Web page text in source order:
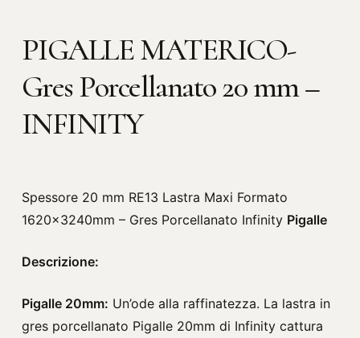
PIGALLE MATERICO-
Gres Porcellanato 20 mm –
INFINITY
Spessore 20 mm RE13 Lastra Maxi Formato
1620x3240mm – Gres Porcellanato Infinity Pigalle
Descrizione:
Pigalle 20mm: Un’ode alla raffinatezza. La lastra in
gres porcellanato Pigalle 20mm di Infinity cattura